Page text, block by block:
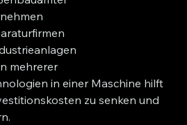
mehrerer
in einer Maschine hilft
zu senken und